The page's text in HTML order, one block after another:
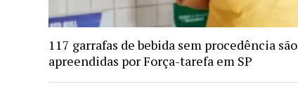
117 garrafas de bebida sem procedência são
apreendidas por Força-tarefa em SP